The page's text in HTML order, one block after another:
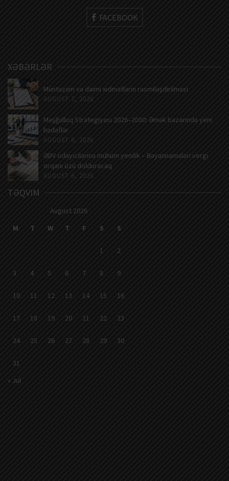
FACEBOOK
XƏBƏRLƏR
Müntəzəm və daimi xidmətlərin rəsmiləşdirilməsi
AUGUST 7, 2026
Məşğulluq Strategiyası 2026–2030: Əmək bazarında yeni
hədəflər
AUGUST 6, 2026
ƏDV ödəyicilərinə mühüm yenilik – Bəyannamələri vergi
orqanı özü dolduracaq
AUGUST 6, 2026
TƏQVIM
August 2026
M
T W T F S S
1 2
3 4 5 6 7 8 9
10 11 12 13 14 15 16
17 18 19 20 21 22 23
24 25 26 27 28 29 30
31
« Jul